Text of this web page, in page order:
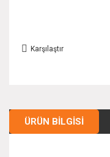
Karşılaştır
ÜRÜN BILGISI